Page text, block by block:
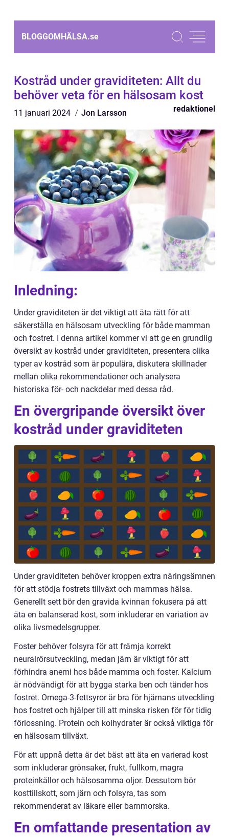
BLOGGOMHÄLSA.se
Kostråd under graviditeten: Allt du
behöver veta för en hälsosam kost
11 januari 2024 Jon Larsson redaktionel
Inledning:
Under graviditeten är det viktigt att äta rätt för att
säkerställa en hälsosam utveckling för både mamman
och fostret. I denna artikel kommer vi att ge en grundlig
översikt av kostråd under graviditeten, presentera olika
typer av kostråd som är populära, diskutera skillnader
mellan olika rekommendationer och analysera
historiska för- och nackdelar med dessa råd.
En övergripande översikt över
kostråd under graviditeten
Under graviditeten behöver kroppen extra näringsämnen
för att stödja fostrets tillväxt och mammas hälsa.
Generellt sett bör den gravida kvinnan fokusera på att
äta en balanserad kost, som inkluderar en variation av
olika livsmedelsgrupper.
Foster behöver folsyra för att främja korrekt
neuralrörsutveckling, medan järn är viktigt för att
förhindra anemi hos både mamma och foster. Kalcium
är nödvändigt för att bygga starka ben och tänder hos
fostret. Omega-3-fettsyror är bra för hjärnans utveckling
hos fostret och hjälper till att minska risken för för tidig
förlossning. Protein och kolhydrater är också viktiga för
en hälsosam tillväxt.
För att uppnå detta är det bäst att äta en varierad kost
som inkluderar grönsaker, frukt, fullkorn, magra
proteinkällor och hälsosamma oljor. Dessutom bör
kosttillskott, som järn och folsyra, tas som
rekommenderat av läkare eller barnmorska.
En omfattande presentation av